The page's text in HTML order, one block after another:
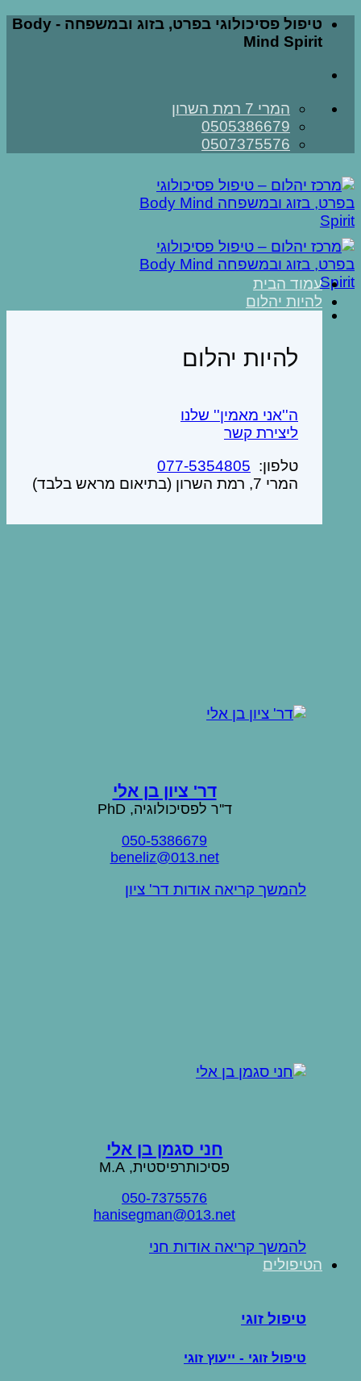
Skip
טיפול פסיכולוגי בפרט, בזוג ובמשפחה - Body
Mind Spirit
המרי 7 רמת השרון
0505386679
0507375576
עמוד הבית
להיות יהלום
להיות יהלום
ה''אני מאמין'' שלנו
ליצירת קשר
טלפון: 077-5354805
המרי 7, רמת השרון (בתיאום מראש בלבד)
דר' ציון בן אלי
ד''ר לפסיכולוגיה, PhD
050-5386679
beneliz@013.net
להמשך קריאה אודות דר' ציון
חני סגמן בן אלי
פסיכותרפיסטית, M.A
050-7375576
hanisegman@013.net
להמשך קריאה אודות חני
הטיפולים
טיפול זוגי
טיפול זוגי - ייעוץ זוגי